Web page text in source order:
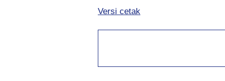
Versi cetak